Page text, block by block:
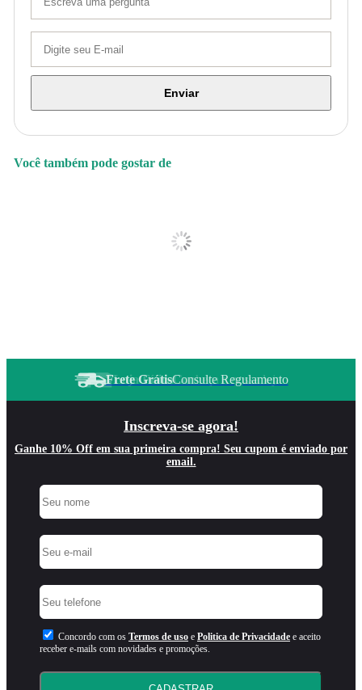
Enviar
Você também pode gostar de
Frete GrátisConsulte Regulamento
Inscreva-se agora!
Ganhe 10% Off em sua primeira compra! Seu cupom é enviado por
email.
Concordo com os Termos de uso e Politica de Privacidade e aceito
receber e-mails com novidades e promoções.